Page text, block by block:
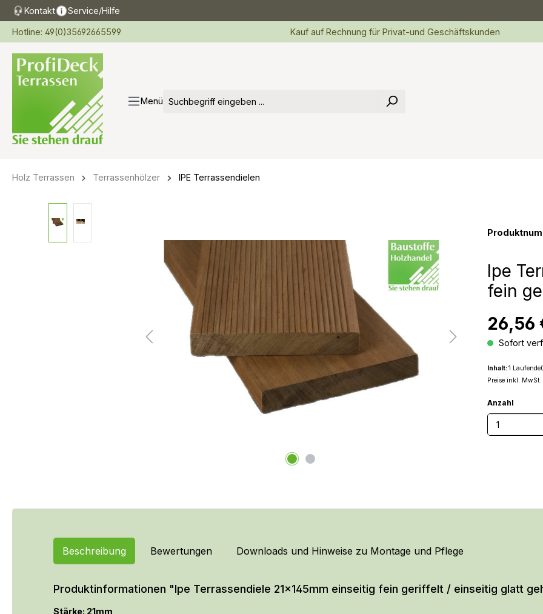
Zur Hauptnavigation springen
Kontakt Service/Hilfe
Hotline: 49(0)35692665599 Kauf auf Rechnung für Privat-und Geschäftskunden
Menü
Holz Terrassen Terrassenhölzer IPE Terrassendielen
Ipe
fein
26,56
Sofort
Inhalt:1
Preise inkl. MwSt.
Anzahl
Beschreibung Bewertungen Downloads und Hinweise zu Montage und Pflege
Produktinformationen "Ipe Terrassendiele 21x145mm einseitig fein geriffelt / einseitig glatt
Stärke: 21mm